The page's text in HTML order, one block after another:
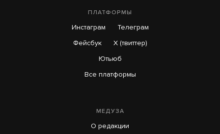
ПЛАТФОРМЫ
Инстаграм
Телеграм
Фейсбук
X (твиттер)
Ютьюб
Все платформы
МЕДУЗА
О редакции